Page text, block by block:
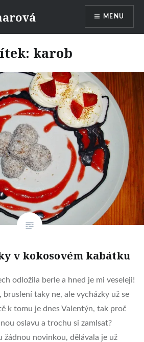
MENU
karob
v kokosovém kabátku
odložila berle a hned je mi veseleji!
bruslení taky ne, ale vycházky už se
k tomu je dnes Valentýn, tak proč
oslavu a trochu si zamlsat?
žádnou novinkou, dělávala je už